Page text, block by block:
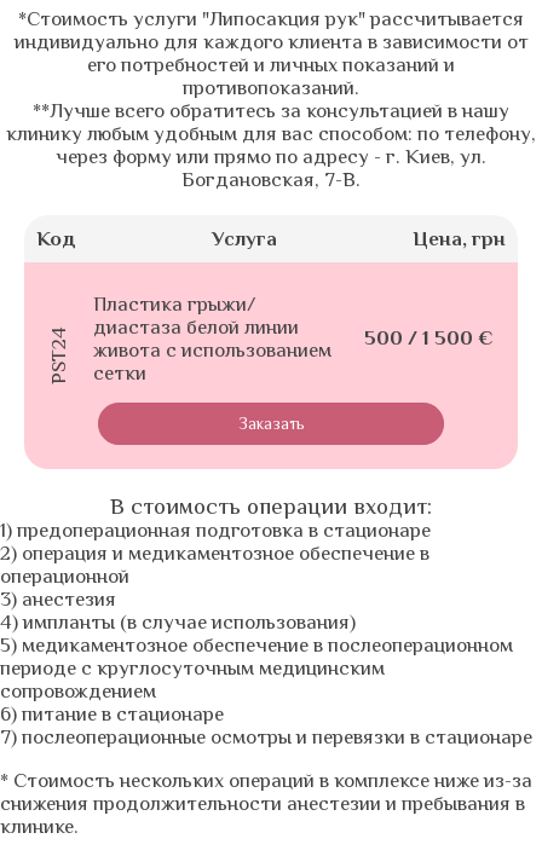
*Стоимость услуги "Липосакция рук" рассчитывается
индивидуально для каждого клиента в зависимости от
его потребностей и личных показаний и
противопоказаний.
**Лучше всего обратитесь за консультацией в нашу
клинику любым удобным для вас способом: по телефону,
через форму или прямо по адресу - г. Киев, ул.
Богдановская, 7-В.
Код Услуга Цена, грн
PST24
Пластика грыжи/
диастаза белой линии
живота с использованием
сетки
500 / 1 500 €
Заказать
В стоимость операции входит:
1) предоперационная подготовка в стационаре
2) операция и медикаментозное обеспечение в
операционной
3) анестезия
4) импланты (в случае использования)
5) медикаментозное обеспечение в послеоперационном
периоде с круглосуточным медицинским
сопровождением
6) питание в стационаре
7) послеоперационные осмотры и перевязки в стационаре
* Стоимость нескольких операций в комплексе ниже из-за
снижения продолжительности анестезии и пребывания в
клинике.